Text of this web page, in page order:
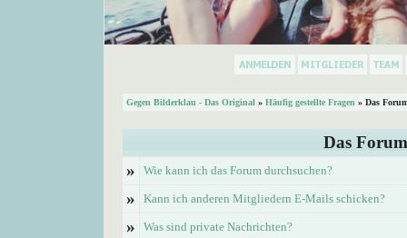
Gegen Bilderklau - Das Original » Häufig gestellte Fragen » Das
Das
»
Wie kann ich das Forum durchsuchen?
» Kann ich anderen Mitgliedern E-Mails schicken?
» Was sind private Nachrichten?